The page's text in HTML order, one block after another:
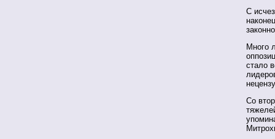
С
Много
стало
Со